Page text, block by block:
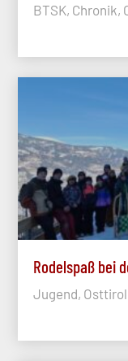
BTSK, Chronik,
Rodelspaß bei
Jugend, Osttirol